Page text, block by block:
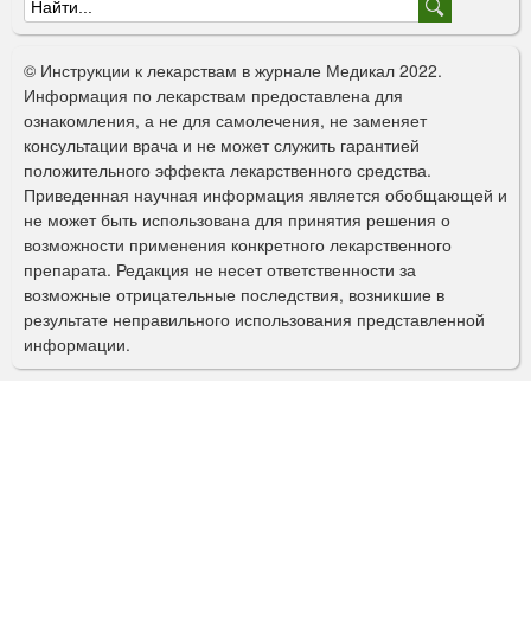
Ф
о
р
м
а
п
о
и
с
к
© Инструкции к лекарствам в журнале Медикал 2022.
Информация по лекарствам предоставлена для
ознакомления, а не для самолечения, не заменяет
консультации врача и не может служить гарантией
положительного эффекта лекарственного средства.
Приведенная научная информация является обобщающей и
не может быть использована для принятия решения о
возможности применения конкретного лекарственного
препарата. Редакция не несет ответственности за
возможные отрицательные последствия, возникшие в
результате неправильного использования представленной
информации.